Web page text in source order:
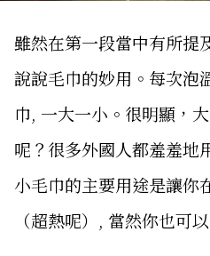
雖然在第一段當中有所提
說說毛巾的妙用。每次泡
巾, 一大一小。很明顯，
呢？很多外國人都羞羞地
小毛巾的主要用途是讓你
（超熱呢）, 當然你也可